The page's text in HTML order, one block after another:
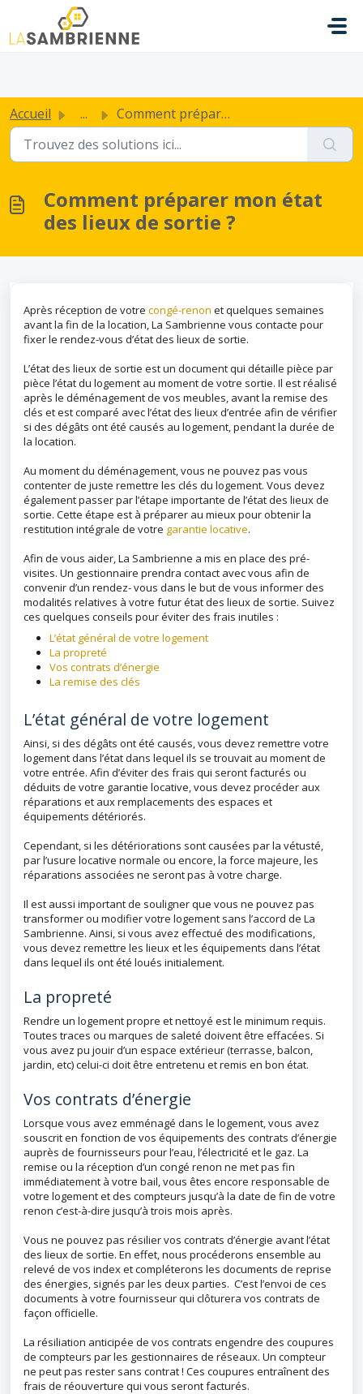
Passer au contenu principal
Accueil ... Comment préparer mon état des lieux de sortie ?
Comment préparer mon état
des lieux de sortie ?
Après réception de votre congé-renon et quelques semaines
avant la fin de la location, La Sambrienne vous contacte pour
fixer le rendez-vous d’état des lieux de sortie.
L’état des lieux de sortie est un document qui détaille pièce par
pièce l’état du logement au moment de votre sortie. Il est réalisé
après le déménagement de vos meubles, avant la remise des
clés et est comparé avec l’état des lieux d’entrée afin de vérifier
si des dégâts ont été causés au logement, pendant la durée de
la location.
Au moment du déménagement, vous ne pouvez pas vous
contenter de juste remettre les clés du logement. Vous devez
également passer par l’étape importante de l’état des lieux de
sortie. Cette étape est à préparer au mieux pour obtenir la
restitution intégrale de votre garantie locative.
Afin de vous aider, La Sambrienne a mis en place des pré-
visites. Un gestionnaire prendra contact avec vous afin de
convenir d’un rendez- vous dans le but de vous informer des
modalités relatives à votre futur état des lieux de sortie. Suivez
ces quelques conseils pour éviter des frais inutiles :
L’état général de votre logement
La propreté
Vos contrats d’énergie
La remise des clés
L’état général de votre logement
Ainsi, si des dégâts ont été causés, vous devez remettre votre
logement dans l’état dans lequel ils se trouvait au moment de
votre entrée. Afin d’éviter des frais qui seront facturés ou
déduits de votre garantie locative, vous devez procéder aux
réparations et aux remplacements des espaces et
équipements détériorés.
Cependant, si les détériorations sont causées par la vétusté,
par l’usure locative normale ou encore, la force majeure, les
réparations associées ne seront pas à votre charge.
Il est aussi important de souligner que vous ne pouvez pas
transformer ou modifier votre logement sans l’accord de La
Sambrienne. Ainsi, si vous avez effectué des modifications,
vous devez remettre les lieux et les équipements dans l’état
dans lequel ils ont été loués initialement.
La propreté
Rendre un logement propre et nettoyé est le minimum requis.
Toutes traces ou marques de saleté doivent être effacées. Si
vous avez pu jouir d’un espace extérieur (terrasse, balcon,
jardin, etc) celui-ci doit être entretenu et remis en bon état.
Vos contrats d’énergie
Lorsque vous avez emménagé dans le logement, vous avez
souscrit en fonction de vos équipements des contrats d’énergie
auprès de fournisseurs pour l’eau, l’électricité et le gaz. La
remise ou la réception d’un congé renon ne met pas fin
immédiatement à votre bail, vous êtes encore responsable de
votre logement et des compteurs jusqu’à la date de fin de votre
renon c’est-à-dire jusqu’à trois mois après.
Vous ne pouvez pas résilier vos contrats d’énergie avant l’état
des lieux de sortie. En effet, nous procéderons ensemble au
relevé de vos index et compléterons les documents de reprise
des énergies, signés par les deux parties. C’est l’envoi de ces
documents à votre fournisseur qui clôturera vos contrats de
façon officielle.
La résiliation anticipée de vos contrats engendre des coupures
de compteurs par les gestionnaires de réseaux. Un compteur
ne peut pas rester sans contrat ! Ces coupures entraînent des
frais de réouverture qui vous seront facturés.